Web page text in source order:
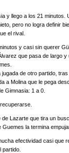
y llego a los 21 minutos.
pero no logra definir
el rival.
y casi sin querer
que pasa de largo
de otro partido,
a Molina que le pega
Gimnasia: 1 a 0.
Lazarte que tira un
la termina
efectividad casi que